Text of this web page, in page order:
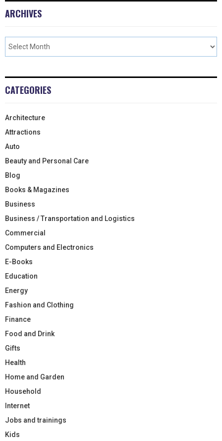
ARCHIVES
CATEGORIES
Architecture
Attractions
Auto
Beauty and Personal Care
Blog
Books & Magazines
Business
Business / Transportation and Logistics
Commercial
Computers and Electronics
E-Books
Education
Energy
Fashion and Clothing
Finance
Food and Drink
Gifts
Health
Home and Garden
Household
Internet
Jobs and trainings
Kids